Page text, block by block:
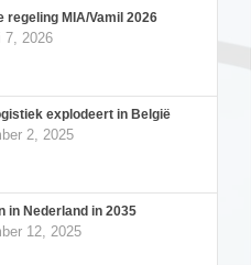
regeling MIA/Vamil 2026
7, 2026
explodeert in België
2, 2025
in Nederland in 2035
12, 2025